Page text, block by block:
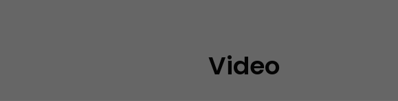
Video